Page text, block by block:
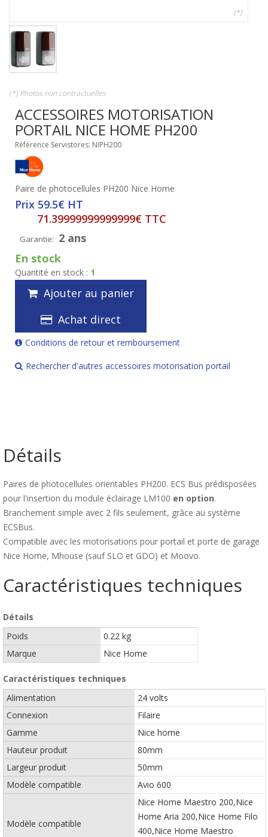
(*)
(*) Photos non contractuelles
ACCESSOIRES MOTORISATION
PORTAIL NICE HOME PH200
Référence Servistores: NIPH200
Paire de photocellules PH200 Nice Home
Prix 59.5€ HT
71.39999999999999€ TTC
Garantie: 2 ans
En stock
Quantité en stock : 1
Ajouter au panier
Achat direct
Conditions de retour et remboursement
Rechercher d'autres accessoires motorisation portail
Détails
Paires de photocellules orientables PH200. ECS Bus prédisposées
pour l'insertion du module éclairage LM100 en option.
Branchement simple avec 2 fils seulement, grâce au système
ECSBus.
Compatible avec les motorisations pour portail et porte de garage
Nice Home, Mhouse (sauf SLO et GDO) et Moovo.
Caractéristiques techniques
Détails
Poids
0.22 kg
Marque
Nice Home
Caractéristiques techniques
Alimentation
24 volts
Connexion
Filaire
Gamme
Nice home
Hauteur produit
80mm
Largeur produit
50mm
Modèle compatible
Avio 600
Modèle compatible
Nice Home Maestro 200,Nice
Home Aria 200,Nice Home Filo
400,Nice Home Maestro